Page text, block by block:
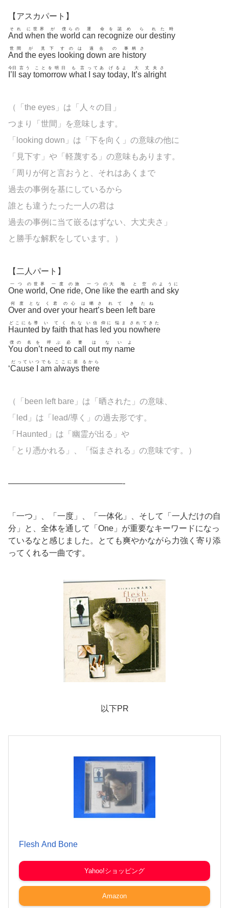
【アスカパート】
And
それ
when
に世界
the
が
world
僕らの
can
運
recognize
命を認め
our
ら
destiny
れた時
And
世間
the
が
eyes
見下
looking
すのは
down
過去
are
の
history
事柄さ
I’ll
今日
say
言う
tomorrow
ことを明日
what
も言 っ
say
てあ
today
げるよ
, It’s
大
alright
丈夫さ
（「the eyes」は「人々の目」
つまり「世間」を意味します。
「looking down」は「下を向く」の意味の他に
「見下す」や「軽蔑する」の意味もあります。
「周りが何と言おうと、それはあくまで
過去の事例を基にしているから
誰とも違うたった一人の君は
過去の事例に当て嵌るはずない、大丈夫さ」
と勝手な解釈をしています。）
【二人パート】
One
一つ
world
の世界
, One
一度
ride
の旅
, One
一つ
like
の大
the
地
earth
と空
and
のよ
sky
うに
Over
何度
and
とな
over
く君
your
の心
heart’s
は晒さ
been
れて
left
き
bare
たね
Haunted
どこにも導
by
い
faith
てく
that
れな
has
い信
led
仰に
you
悩ま
nowhere
されてきた
You
僕の
don’t
名を
need
呼ぶ
to
必
call
要
out
は
my
な
name
いよ
‘Cause
だってい つ
am
でも
always
ここに居
there
るから
（「been left bare」は「晒された」の意味、
「led」は「lead/導く」の過去形です。
「Haunted」は「幽霊が出る」や
「とり憑かれる」、「悩まされる」の意味です。）
——————————————-
「一つ」、「一度」、「一体化」、そして「一人だけの自
分」と、全体を通して「One」が重要なキーワードになっ
ているなと感じました。とても爽やかながら力強く寄り添
ってくれる一曲です。
以下PR
Flesh And Bone
Yahoo!ショッピング
Amazon